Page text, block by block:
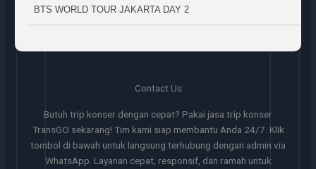
BTS WORLD TOUR JAKARTA DAY 2
Contact Us
Butuh trip konser dengan cepat? Pakai jasa trip konser
TransGO sekarang! Tim kami siap membantu Anda 24/7. Klik
tombol di bawah untuk langsung terhubung dengan admin via
WhatsApp. Layanan cepat, responsif, dan ramah untuk